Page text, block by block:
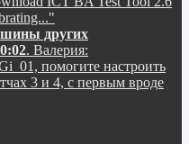
других
. Валерия:
помогите настроить
3 и 4, с первым вроде